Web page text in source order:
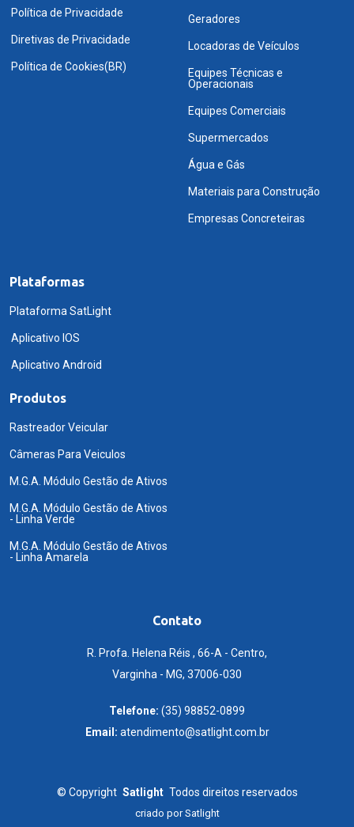
Política de Privacidade
Diretivas de Privacidade
Política de Cookies(BR)
Geradores
Locadoras de Veículos
Equipes Técnicas e
Operacionais
Equipes Comerciais
Supermercados
Água e Gás
Materiais para Construção
Empresas Concreteiras
Plataformas
Plataforma SatLight
Aplicativo IOS
Aplicativo Android
Produtos
Rastreador Veicular
Câmeras Para Veiculos
M.G.A. Módulo Gestão de Ativos
M.G.A. Módulo Gestão de Ativos
- Linha Verde
M.G.A. Módulo Gestão de Ativos
- Linha Amarela
Contato
R. Profa. Helena Réis , 66-A - Centro,
Varginha - MG, 37006-030
Telefone: (35) 98852-0899
Email: atendimento@satlight.com.br
© Copyright Satlight Todos direitos reservados
criado porSatlight